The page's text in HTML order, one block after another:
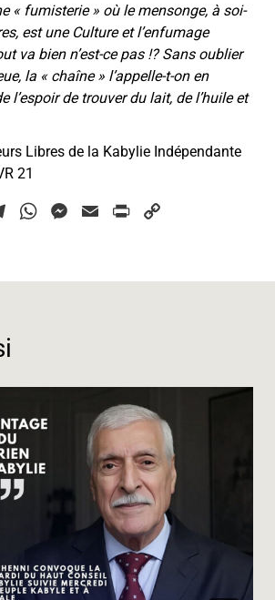
« fumisterie » où le mensonge, à soi-
est une Culture et l’enfumage
va bien n’est-ce pas !? Sans oublier
la « chaîne » l’appelle-t-on en
l’espoir de trouver du lait, de l’huile et
Libres de la Kabylie Indépendante
21
e
a
W
t
M
s
i
n
y